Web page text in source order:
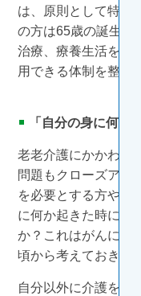
は、原則として特定
の方は65歳の誕生日
治療、療養生活を考
用できる体制を整え
「自分の身に何か
老老介護にかかわら
問題もクローズアッ
を必要とする方や養
に何か起きた時に介
か？これはがんに罹
頃から考えておきた
自分以外に介護を任